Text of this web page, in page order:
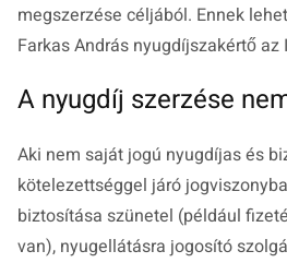
megszerzése céljából. Ennek
Farkas András nyugdíjszakértő az
A nyugdíj szerzése
Aki nem saját jogú nyugdíjas és
kötelezettséggel járó
biztosítása szünetel (például
van), nyugellátásra jogosító